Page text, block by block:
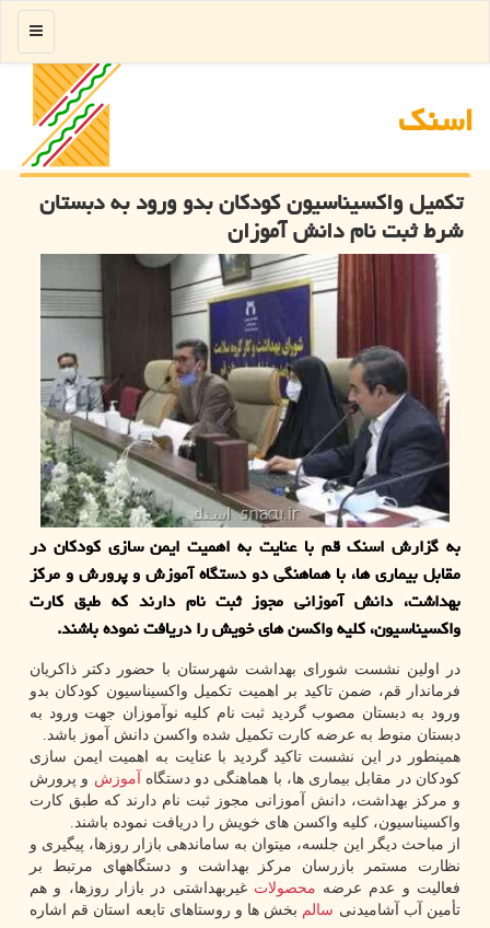
اسنك
منو
تکمیل واکسیناسیون کودکان بدو ورود به دبستان
شرط ثبت نام دانش آموزان
به گزارش اسنک قم با عنایت به اهمیت ایمن سازی کودکان در
مقابل بیماری ها، با هماهنگی دو دستگاه آموزش و پرورش و مرکز
بهداشت، دانش آموزانی مجوز ثبت نام دارند که طبق کارت
واکسیناسیون، کلیه واکسن های خویش را دریافت نموده باشند.
در اولین نشست شورای بهداشت شهرستان با حضور دکتر ذاکریان
فرماندار قم، ضمن تاکید بر اهمیت تکمیل واکسیناسیون کودکان بدو
ورود به دبستان مصوب گردید ثبت نام کلیه نوآموزان جهت ورود به
دبستان منوط به عرضه کارت تکمیل شده واکسن دانش آموز باشد.
همینطور در این نشست تاکید گردید با عنایت به اهمیت ایمن سازی
کودکان در مقابل بیماری ها، با هماهنگی دو دستگاه آموزش و پرورش
و مرکز بهداشت، دانش آموزانی مجوز ثبت نام دارند که طبق کارت
واکسیناسیون، کلیه واکسن های خویش را دریافت نموده باشند.
از مباحث دیگر این جلسه، میتوان به ساماندهی بازار روزها، پیگیری و
نظارت مستمر بازرسان مرکز بهداشت و دستگاههای مرتبط بر
فعالیت و عدم عرضه محصولات غیربهداشتی در بازار روزها، و هم
تأمین آب آشامیدنی سالم بخش ها و روستاهای تابعه استان قم اشاره